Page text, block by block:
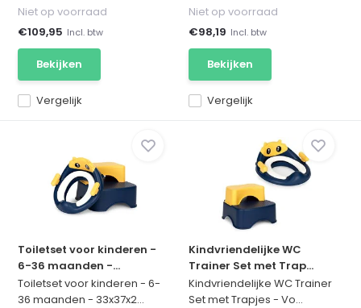
Vergelijk
Niet op voorraad
€109,95 Incl. btw
Bekijken
Vergelijk
Niet op voorraad
€98,19 Incl. btw
Bekijken
Toiletset voor kinderen -
6-36 maanden -...
Toiletset voor kinderen - 6-
36 maanden - 33x37x2...
Kindvriendelijke WC
Trainer Set met Trap...
Kindvriendelijke WC Trainer
Set met Trapjes - Vo...